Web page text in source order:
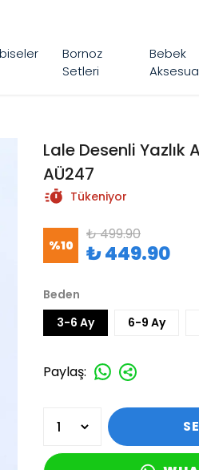
Bornoz
Setleri
Bebek
Lale Desenli Yazlık
AÜ247
Tükeniyor
%10
₺ 499.90
₺ 449.90
Beden
3-6 Ay
6-9 Ay
Paylaş: